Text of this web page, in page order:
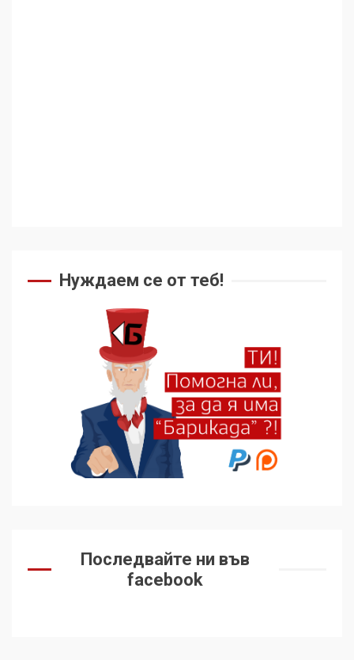
Нуждаем се от теб!
Последвайте ни във
facebook